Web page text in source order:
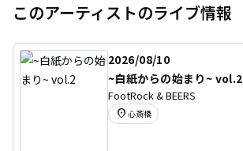
このアーティストのライブ情報
2026/08/10
~白紙からの始まり~ vol.2
FootRock & BEERS
location_on 心斎橋